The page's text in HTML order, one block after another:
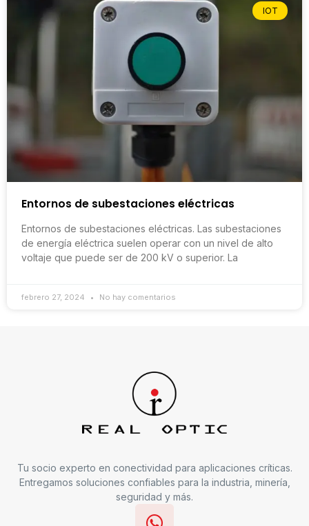
IOT
Entornos de subestaciones eléctricas
Entornos de subestaciones eléctricas. Las subestaciones
de energía eléctrica suelen operar con un nivel de alto
voltaje que puede ser de 200 kV o superior. La
febrero 27, 2024 No hay comentarios
Tu socio experto en conectividad para aplicaciones críticas.
Entregamos soluciones confiables para la industria, minería,
seguridad y más.